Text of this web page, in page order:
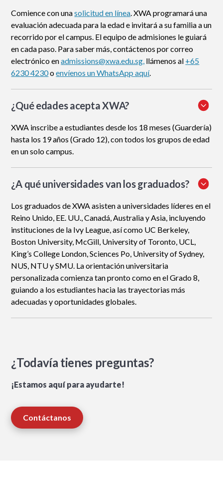
Comience con unasolicitud en línea. XWA programará una
evaluación adecuada para la edad e invitará a su familia a un
recorrido por el campus. El equipo de admisiones le guiará
en cada paso. Para saber más, contáctenos por correo
electrónico enadmissions@xwa.edu.sg, llámenos al +65
6230 4230oenvíenos un WhatsApp aquí.
¿Qué edades acepta XWA?
XWA inscribe a estudiantes desde los 18 meses (Guardería)
hasta los 19 años (Grado 12), con todos los grupos de edad
en un solo campus.
¿A qué universidades van los graduados?
Los graduados de XWA asisten a universidades líderes en el
Reino Unido, EE. UU., Canadá, Australia y Asia, incluyendo
instituciones de la Ivy League, así como UC Berkeley,
Boston University, McGill, University of Toronto, UCL,
King’s College London, Sciences Po, University of Sydney,
NUS, NTU y SMU. La orientación universitaria
personalizada comienza tan pronto como en el Grado 8,
guiando a los estudiantes hacia las trayectorias más
adecuadas y oportunidades globales.
¿Todavía tienes preguntas?
¡Estamos aquí para ayudarte!
Contáctanos